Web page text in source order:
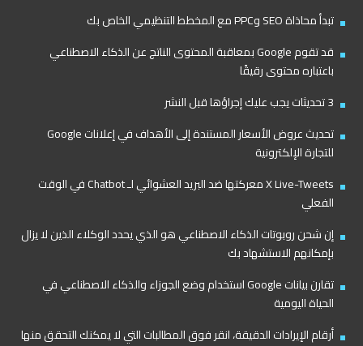
تبدأ محاذاة SEO وPPC مع المخطط التنظيمي الخاص بك
قد تقوم Google بمعاقبة المحتوى الناتج عن الذكاء الاصطناعي
باعتباره محتوى رقيقًا
3 تحديثات يجب عليك إجراؤها قبل النشر
تحديث عروض الأسعار المستندة إلى الأهداف في إعلانات Google
للتجارة الإلكترونية
X Live-Tweets معركتها ضد البريد العشوائي لـ Chatbot في الوقت
الفعلي
إن شحن روبوتات الذكاء الاصطناعي هو الذي يحدد الوكلاء الذين لا يزال
بإمكانهم الاستشهاد بك
تقارن بيانات Google استخدام وضع الجوزاء والذكاء الاصطناعي في
الحياة اليومية
أرقام الإيرادات الدقيقة، انقر فوق المطالبات التي لا يمكنك التحقق منها